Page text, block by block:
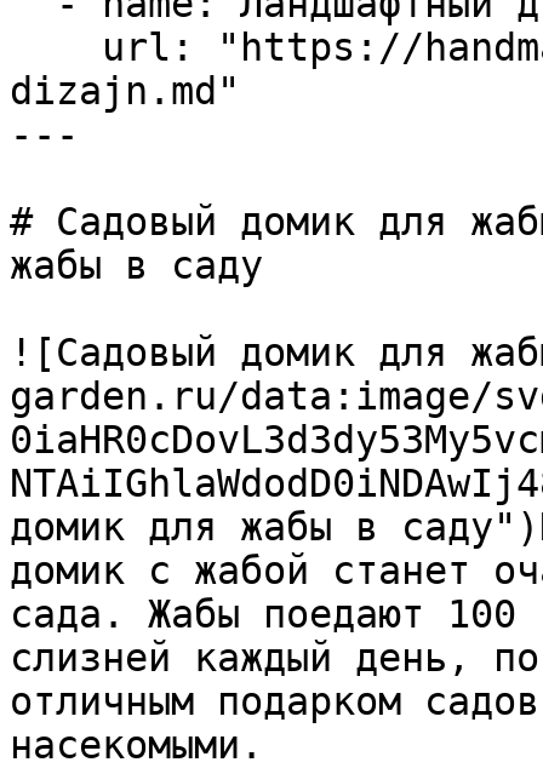
dizajn.md"
---
# Садовый домик для
жабы в саду
![Садовый домик для
garden.ru/data:image/
домик для жабы в
домик с жабой станет
сада. Жабы поедают
слизней каждый день,
отличным подарком
насекомыми.